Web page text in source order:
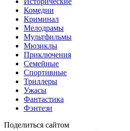
Комедии
Криминал
Мелодрамы
Мультфильмы
Мюзиклы
Приключения
Семейные
Спортивные
Триллеры
Ужасы
Фантастика
Фэнтези
Поделиться сайтом